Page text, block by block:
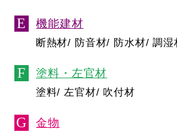
機能建材
断熱材/ 防音材/ 防水材/ 調湿
塗料・左官材
塗料/ 左官材/ 吹付材
金物